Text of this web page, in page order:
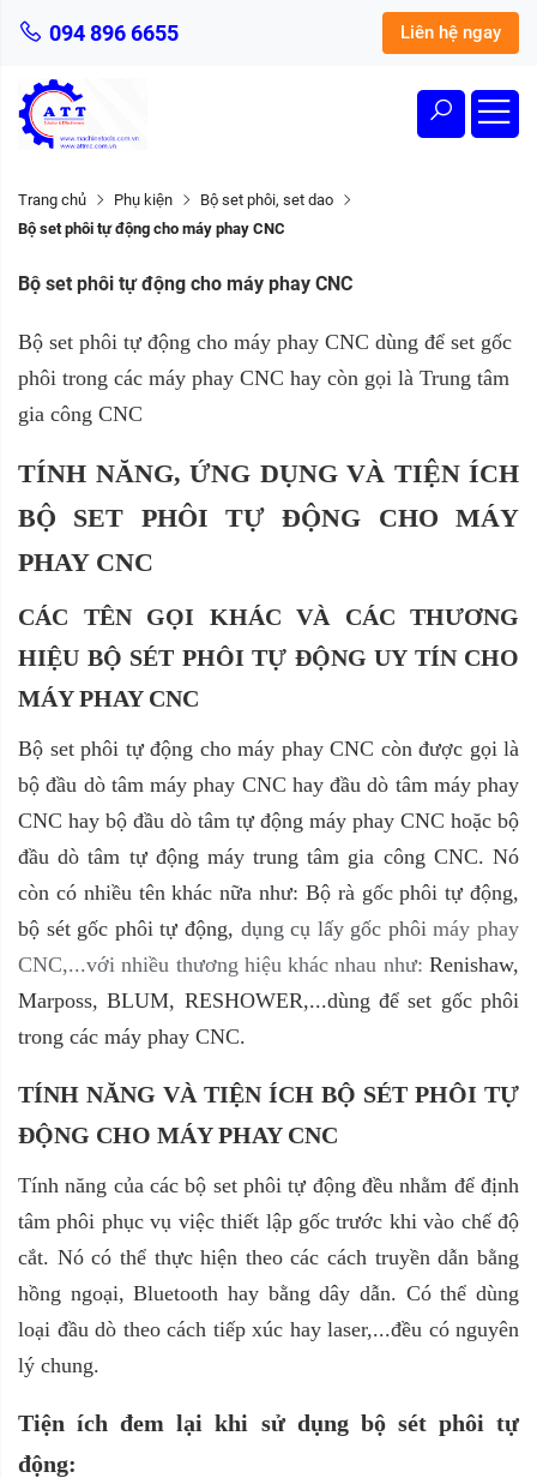
094 896 6655 Liên hệ ngay
Trang chủ Phụ kiện
Bộ set phôi, set dao
Bộ set phôi tự động cho máy phay CNC
Bộ set phôi tự động cho máy phay CNC
Bộ set phôi tự động cho máy phay CNC dùng để set gốc
phôi trong các máy phay CNC hay còn gọi là Trung tâm
gia công CNC
TÍNH NĂNG, ỨNG DỤNG VÀ TIỆN ÍCH
BỘ SET PHÔI TỰ ĐỘNG CHO MÁY
PHAY CNC
CÁC TÊN GỌI KHÁC VÀ CÁC THƯƠNG
HIỆU BỘ SÉT PHÔI TỰ ĐỘNG UY TÍN CHO
MÁY PHAY CNC
Bộ set phôi tự động cho máy phay CNC còn được gọi là
bộ đầu dò tâm máy phay CNC hay đầu dò tâm máy phay
CNC hay bộ đầu dò tâm tự động máy phay CNC hoặc bộ
đầu dò tâm tự động máy trung tâm gia công CNC. Nó
còn có nhiều tên khác nữa như: Bộ rà gốc phôi tự động,
bộ sét gốc phôi tự động, dụng cụ lấy gốc phôimáy phay
CNC,...với nhiều thương hiệu khác nhau như: Renishaw,
Marposs, BLUM, RESHOWER,...dùng để set gốc phôi
trong các máy phay CNC.
TÍNH NĂNG VÀ TIỆN ÍCH BỘ SÉT PHÔI TỰ
ĐỘNG CHO MÁY PHAY CNC
Tính năng của các bộ set phôi tự động đều nhằm để định
tâm phôi phục vụ việc thiết lập gốc trước khi vào chế độ
cắt. Nó có thể thực hiện theo các cách truyền dẫn bằng
hồng ngoại, Bluetooth hay bằng dây dẫn. Có thể dùng
loại đầu dò theo cách tiếp xúc hay laser,...đều có nguyên
lý chung.
Tiện ích đem lại khi sử dụng bộ sét phôi tự
động: